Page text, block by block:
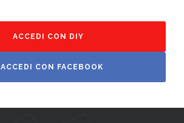
ACCEDI CON DIY
ACCEDI CON FACEBOOK